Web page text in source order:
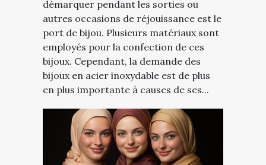
démarquer pendant les sorties ou
autres occasions de réjouissance est le
port de bijou. Plusieurs matériaux sont
employés pour la confection de ces
bijoux. Cependant, la demande des
bijoux en acier inoxydable est de plus
en plus importante à causes de ses...